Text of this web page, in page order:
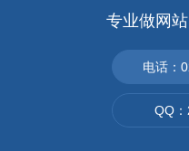
专业做网站
电话：
QQ